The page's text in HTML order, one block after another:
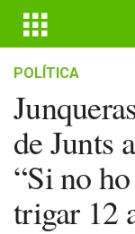
POLÍTICA
de Junts
“Si no
trigar 12